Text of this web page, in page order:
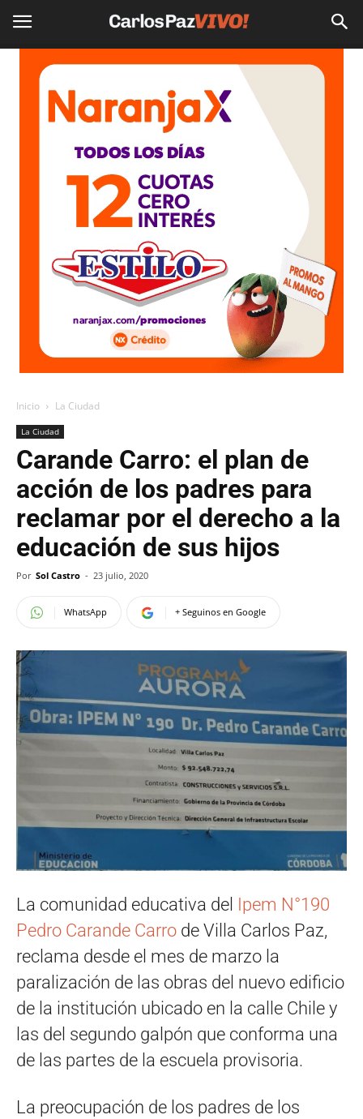
Inicio La Ciudad
La Ciudad
Carande Carro: el plan de
acción de los padres para
reclamar por el derecho a la
educación de sus hijos
Por Sol Castro - 23 julio, 2020
WhatsApp + Seguinos en Google
La comunidad educativa del
Ipem N°190
Pedro Carande Carro de Villa Carlos Paz,
reclama desde el mes de marzo la
paralización de las obras del nuevo edificio
de la institución ubicado en la calle Chile y
las del segundo galpón que conforma una
de las partes de la escuela provisoria.
La preocupación de los padres de los